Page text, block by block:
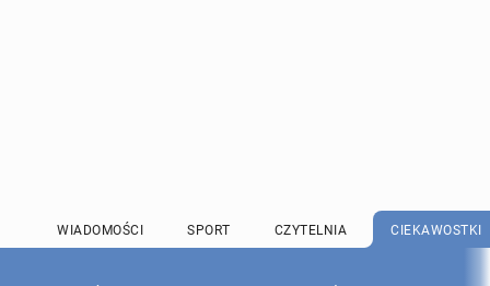
WIADOMOŚCI SPORT CZYTELNIA CIEKAWOSTKI